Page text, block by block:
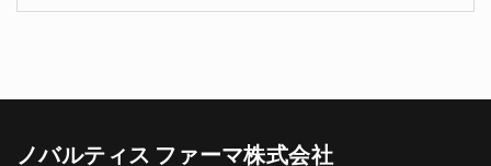
ノバルティス ファーマ株式会社